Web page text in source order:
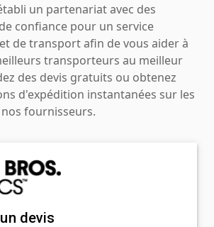
un partenariat avec des
confiance pour un service
de transport afin de vous aider à
transporteurs au meilleur
des devis gratuits ou obtenez
d'expédition instantanées sur les
fournisseurs.
devis